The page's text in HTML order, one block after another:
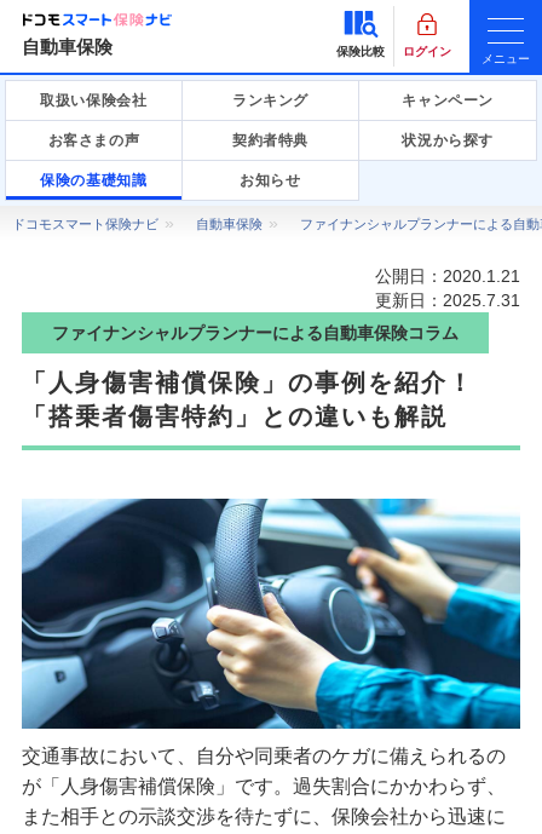
自動車保険 保険比較 ログイン
メニュー
取扱い保険会社 ランキング キャンペーン
お客さまの声 契約者特典 状況から探す
保険の基礎知識 お知らせ
ドコモスマート保険ナビ 自動車保険 ファイナンシャルプランナーによる自
公開日：2020.1.21
更新日：2025.7.31
ファイナンシャルプランナーによる自動車保険コラム
「人身傷害補償保険」の事例を紹介！
「搭乗者傷害特約」との違いも解説
交通事故において、自分や同乗者のケガに備えられるの
が「人身傷害補償保険」です。過失割合にかかわらず、
また相手との示談交渉を待たずに、保険会社から迅速に